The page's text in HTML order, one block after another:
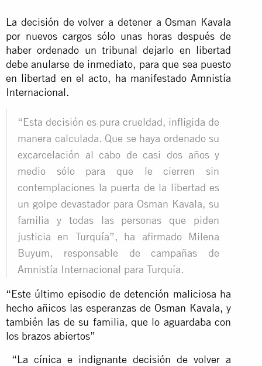
La decisión de volver a detener a Osman Kavala
por nuevos cargos sólo unas horas después de
haber ordenado un tribunal dejarlo en libertad
debe anularse de inmediato, para que sea puesto
en libertad en el acto, ha manifestado Amnistía
Internacional.
“Esta decisión es pura crueldad, infligida de
manera calculada. Que se haya ordenado su
excarcelación al cabo de casi dos años y
medio sólo para que le cierren sin
contemplaciones la puerta de la libertad es
un golpe devastador para Osman Kavala, su
familia y todas las personas que piden
justicia en Turquía”, ha afirmado Milena
Buyum, responsable de campañas de
Amnistía Internacional para Turquía.
“Este último episodio de detención maliciosa ha
hecho añicos las esperanzas de Osman Kavala, y
también las de su familia, que lo aguardaba con
los brazos abiertos”
“La cínica e indignante decisión de volver a